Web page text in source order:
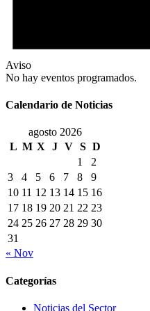
Aviso
No hay eventos programados.
Calendario de Noticias
agosto 2026
L M X J V S D
1
2
3
4 5 6 7 8
9
10 11 12 13 14 15 16
17 18 19 20 21 22 23
24 25 26 27 28 29 30
31
« Nov
Categorías
Noticias del Sector